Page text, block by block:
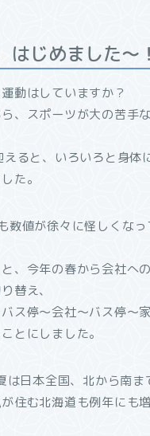
はじめました～！
動はしていますか？
、スポーツが大の苦手
ると、いろいろと身体
た。
数値が徐々に怪しくなっ
、今年の春から会社へ
替え、
ス停～会社～バス停～
とにしました。
は日本全国、北から南ま
住む北海道も例年にも